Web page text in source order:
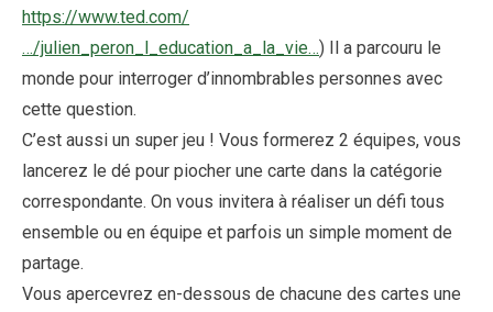
https://www.ted.com/
…/julien_peron_l_education_a_la_vie…) Il a parcouru le
monde pour interroger d’innombrables personnes avec
cette question.
C’est aussi un super jeu ! Vous formerez 2 équipes, vous
lancerez le dé pour piocher une carte dans la catégorie
correspondante. On vous invitera à réaliser un défi tous
ensemble ou en équipe et parfois un simple moment de
partage.
Vous apercevrez en-dessous de chacune des cartes une